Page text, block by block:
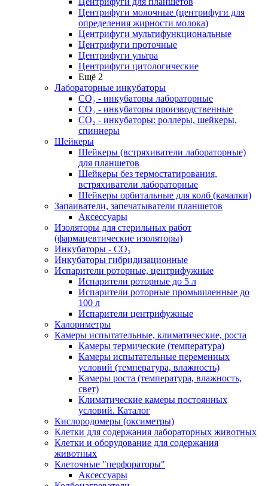
Центрифуги молочные (центрифуги для
определения жирности молока)
Центрифуги мультифункциональные
Центрифуги проточные
Центрифуги ультра
Центрифуги цитологические
Ещё 2
Лабораторные инкубаторы
СО₂ - инкубаторы лабораторные
СО₂ - инкубаторы производственные
СО₂ - инкубаторы: роллеры, шейкеры,
спиннеры
Шейкеры
Шейкеры (встряхиватели лабораторные)
для планшетов
Шейкеры без термостатирования,
встряхиватели лабораторные
Шейкеры орбитальные для колб (качалки)
Запаиватели, запечатыватели планшетов
Аксессуары
Изоляторы для стерильных работ
(фармацевтические изоляторы)
Инкубаторы - CO₂
Инкубаторы гибридизационные
Испарители роторные, центрифужные
Испарители роторные до 5 л
Испарители роторные промышленные до
100 л
Испарители центрифужные
Калориметры
Камеры испытательные, климатические, роста
Камеры термические (температура)
Камеры испытательные переменных
условий (температура, влажность)
Камеры роста (температура, влажность,
свет)
Климатические камеры постоянных
условий. Каталог
Кислородомеры (оксиметры)
Клетки для содержания лабораторных животных
Клетки и оборудование для содержания
животных
Клеточные "перфораторы"
Аксессуары